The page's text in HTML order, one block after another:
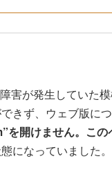
害が発生していた
きず、ウェブ版に
を開けません。この
になっていました。